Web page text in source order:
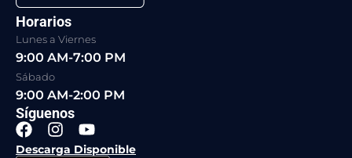
Horarios
Lunes a Viernes
9:00 AM-7:00 PM
Sábado
9:00 AM-2:00 PM
Síguenos
F
a
I
n
Y
o
Descarga Disponible